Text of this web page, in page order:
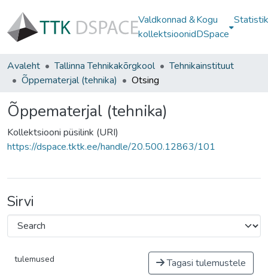
Valdkonnad &
kollektsioonid
Kogu
DSpace
Avaleht Tallinna Tehnikakõrgkool
Tehnikainstituut
Õppematerjal (tehnika)
Otsing
Õppematerjal (tehnika)
Kollektsiooni püsilink (URI)
https://dspace.tktk.ee/handle/20.500.12863/101
Sirvi
tulemused Tagasi tulemustele